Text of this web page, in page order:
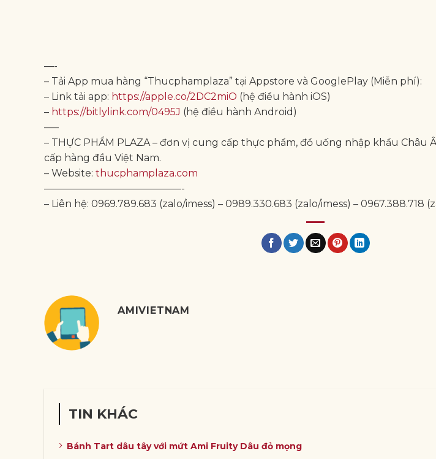
—-
– Tải App mua hàng “Thucphamplaza” tại Appstore và GooglePlay (Miễn phí):
– Link tải app: https://apple.co/2DC2miO (hệ điều hành iOS)
– https://bitlylink.com/0495J (hệ điều hành Android)
—–
– THỰC PHẨM PLAZA – đơn vị cung cấp thực phẩm, đồ uống nhập khẩu Châu
cấp hàng đầu Việt Nam.
– Website: thucphamplaza.com
——————————————-
– Liên hệ: 0969.789.683 (zalo/imess) – 0989.330.683 (zalo/imess) – 0967.388.718
AMIVIETNAM
TIN KHÁC
Bánh Tart dâu tây với mứt Ami Fruity Dâu đỏ mọng